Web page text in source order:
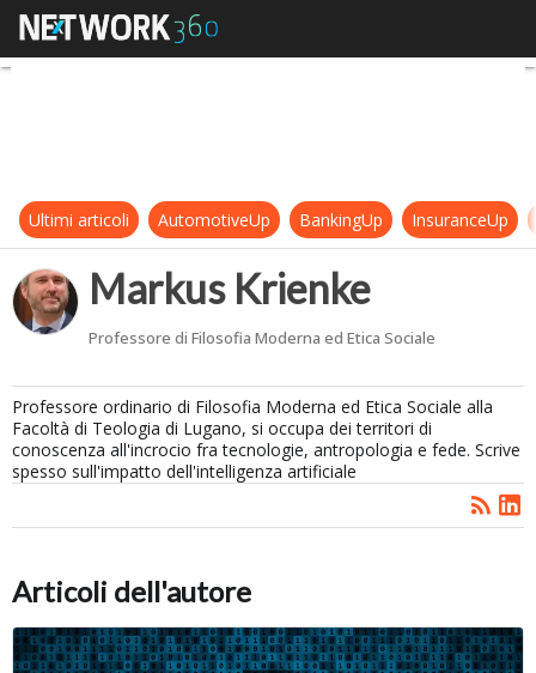
Markus Krienke
Ultimi articoli AutomotiveUp BankingUp InsuranceUp
Markus Krienke
Professore di Filosofia Moderna ed Etica Sociale
Professore ordinario di Filosofia Moderna ed Etica Sociale alla
Facoltà di Teologia di Lugano, si occupa dei territori di
conoscenza all'incrocio fra tecnologie, antropologia e fede. Scrive
spesso sull'impatto dell'intelligenza artificiale
Articoli dell'autore